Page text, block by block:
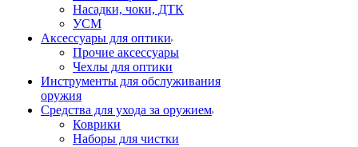
Насадки, чоки, ДТК
УСМ
Аксессуары для оптики
Прочие аксессуары
Чехлы для оптики
Инструменты для обслуживания
оружия
Средства для ухода за оружием
Коврики
Наборы для чистки